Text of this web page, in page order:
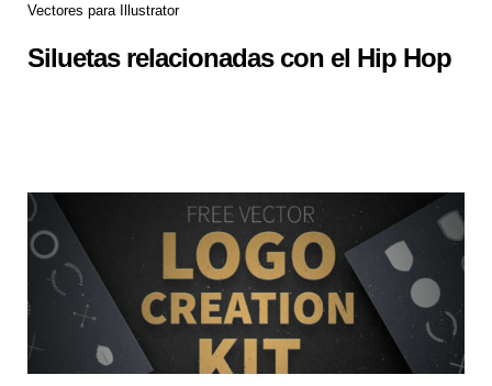
Vectores para Illustrator
Siluetas relacionadas con el Hip Hop